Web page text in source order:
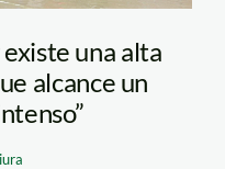
una alta
alcance un